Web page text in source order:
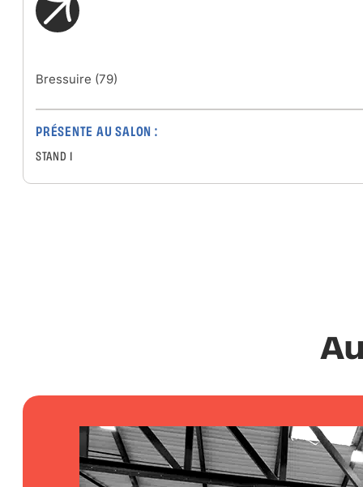
Bressuire (79)
PRÉSENTE AU SALON :
STAND 1